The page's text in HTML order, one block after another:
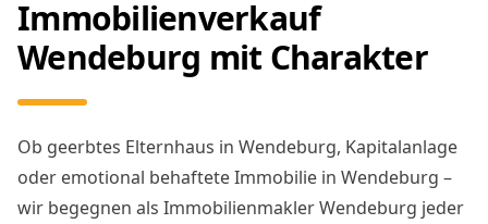
Immobilienverkauf
Wendeburg mit Charakter
Ob geerbtes Elternhaus in Wendeburg, Kapitalanlage
oder emotional behaftete Immobilie in Wendeburg –
wir begegnen als Immobilienmakler Wendeburg jeder